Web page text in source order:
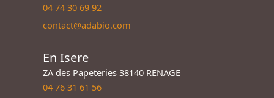
04 74 30 69 92
contact@adabio.com
En Isere
ZA des Papeteries 38140 RENAGE
04 76 31 61 56